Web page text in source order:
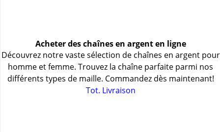
Acheter des chaînes en argent en ligne
Découvrez notre vaste sélection de chaînes en argent pour
homme et femme. Trouvez la chaîne parfaite parmi nos
différents types de maille. Commandez dès maintenant!
Tot. Livraison